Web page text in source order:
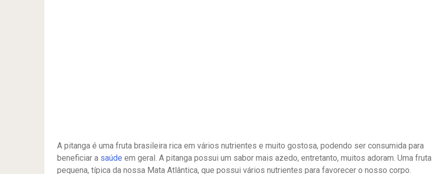
A pitanga é uma fruta brasileira rica em vários nutrientes e muito gostosa, podendo ser consumida para
beneficiar a saúde em geral. A pitanga possui um sabor mais azedo, entretanto, muitos adoram. Uma fruta
pequena, típica da nossa Mata Atlântica, que possui vários nutrientes para favorecer o nosso corpo.